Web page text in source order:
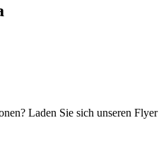
Laden Sie sich unseren Flyer